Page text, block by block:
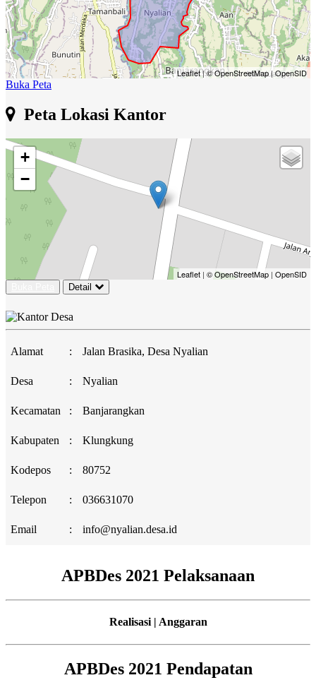
Leaflet|© OpenStreetMap|OpenSID
Buka Peta
Peta Lokasi Kantor
+
−
Leaflet | © OpenStreetMap | OpenSID
Detail
Alamat : Jalan Brasika, Desa Nyalian
Desa : Nyalian
Kecamatan : Banjarangkan
Kabupaten : Klungkung
Kodepos : 80752
Telepon : 036631070
Email : info@nyalian.desa.id
APBDes 2021 Pelaksanaan
Realisasi | Anggaran
APBDes 2021 Pendapatan